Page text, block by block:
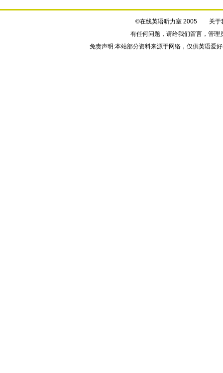
©在线英语听力室 2005 关于
有任何问题，请给我们留言，管理
免责声明:本站部分资料来源于网络，仅供英语爱